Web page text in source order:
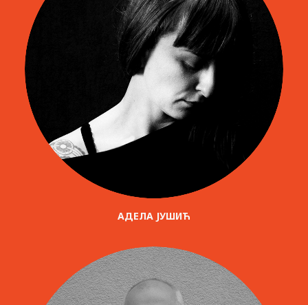
АДЕЛА ЈУШИЋ